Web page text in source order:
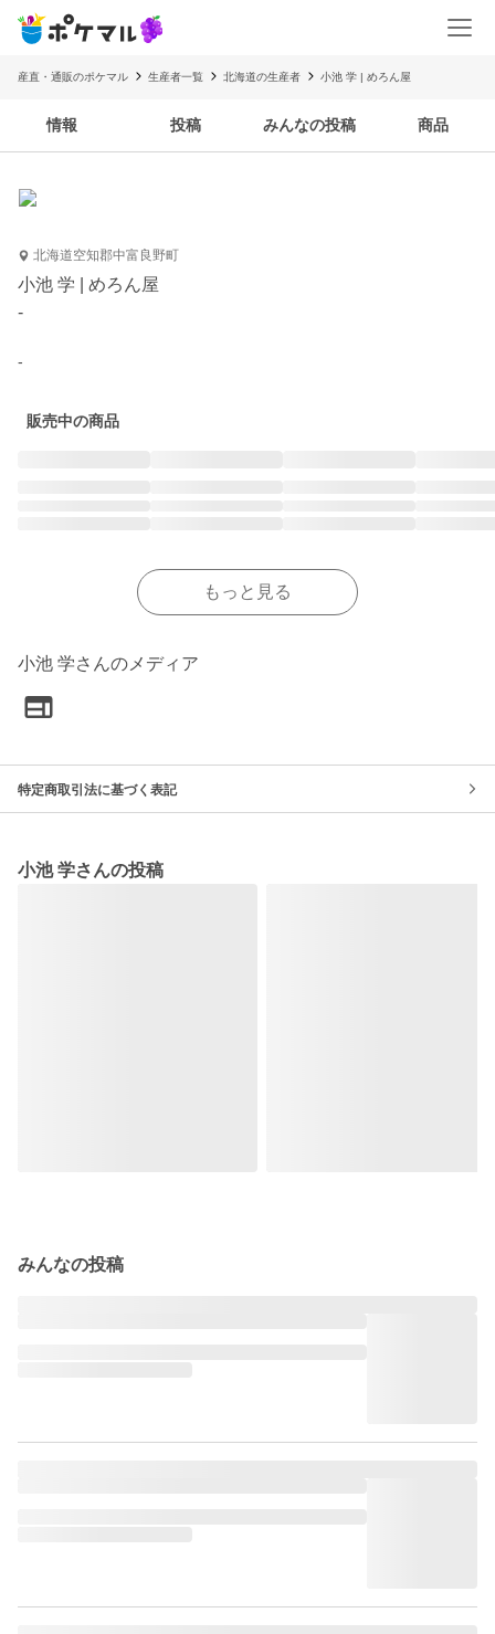
産直・通販のポケマル 生産者一覧 北海道の生産者 小池 学 | めろん屋
情報 投稿 みんなの投稿 商品
北海道空知郡中富良野町
小池 学 | めろん屋
-
-
販売中の商品
もっと見る
小池 学さんのメディア
特定商取引法に基づく表記
小池 学さんの投稿
みんなの投稿